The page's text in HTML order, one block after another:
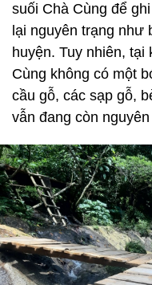
suối Chà Cùng để
lại nguyên trạng như
huyện. Tuy nhiên,
Cùng không có một
cầu gỗ, các sạp gỗ,
vẫn đang còn